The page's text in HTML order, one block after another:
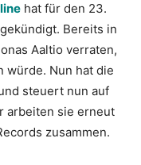
hat für den 23.
Bereits in
Aaltio verraten,
würde. Nun hat die
steuert nun auf
arbeiten sie erneut
zusammen.